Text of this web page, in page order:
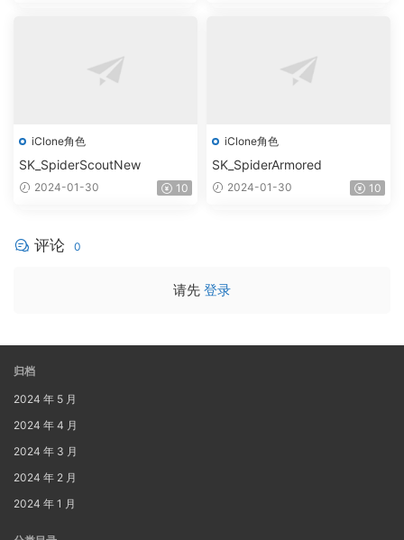
iClone角色
SK_SpiderScoutNew
2024-01-30 10
iClone角色
SK_SpiderArmored
2024-01-30 10
评论 0
请先 登录
归档
2024 年 5 月
2024 年 4 月
2024 年 3 月
2024 年 2 月
2024 年 1 月